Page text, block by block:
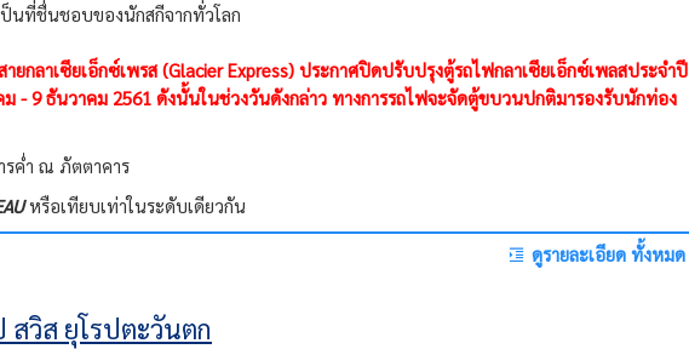
ป็นที่ชื่นชอบของนักสกีจากทั่วโลก
ยกลาเซียเอ็กซ์เพรส (Glacier Express) ประกาศปิดปรับปรุงตู้รถไฟกลาเซียเอ็กซ์เพลสประจำปี
- 9 ธันวาคม 2561 ดังนั้นในช่วงวันดังกล่าว ทางการรถไฟจะจัดตู้ขบวนปกติมารองรับนักท่อง
ค่ำ ณ ภัตตาคาร
หรือเทียบเท่าในระดับเดียวกัน
ดูรายละเอียด ทั้งหมด
สวิส ยุโรปตะวันตก